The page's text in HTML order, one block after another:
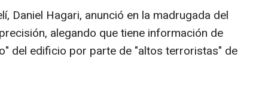
Daniel Hagari, anunció en la madrugada del
alegando que tiene información de
del edificio por parte de "altos terroristas" de